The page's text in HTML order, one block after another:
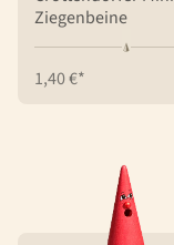
Ziegenbeine
1,40 €*